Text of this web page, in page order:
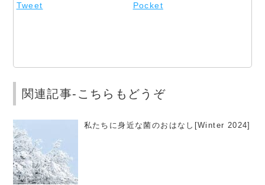
Tweet Pocket
関連記事-こちらもどうぞ
私たちに身近な菌のおはなし[Winter 2024]